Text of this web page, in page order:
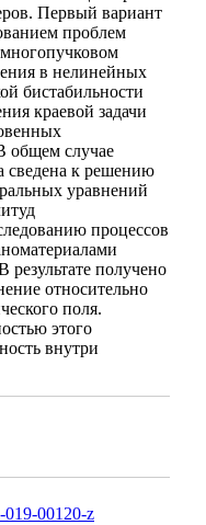
Первый вариант
проблем
в нелинейных
бистабильности
краевой задачи
общем случае
сведена к решению
уравнений
процессов
результате получено
относительно
поля.
этого
внутри
019-00120-z